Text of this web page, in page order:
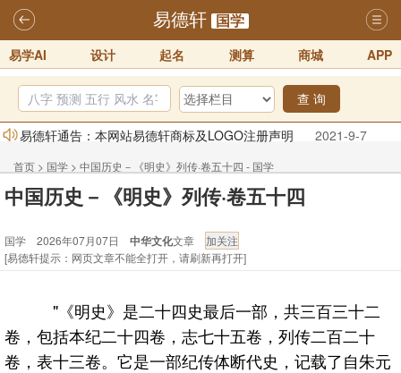
易德轩 国学
易学AI 设计 起名 测算 商城 APP
查 询
易德轩通告：本网站易德轩商标及LOGO注册声明
2021-9-7
易德轩易学ai，ai批八字紫微命理相学，ai智能体客服系统开通，欢迎
体验！！
2025-07-01
2025-07-01
2026年化太岁锦囊属马、鼠、牛、龙、兔、狗、鸡生肖化太岁开始预
2026丙午年铁笔居士精批年运说明
2025-10-12
易德轩首席风水大师铁笔居士简介！！
2021-9-2
首页 > 国学 > 中国历史－《明史》列传·卷五十四 - 国学
中国历史－《明史》列传·卷五十四
国学 2026年07月07日 中华文化文章
[易德轩提示：网页文章不能全打开，请刷新再打开]
"《明史》是二十四史最后一部，共三百三十二
卷，包括本纪二十四卷，志七十五卷，列传二百二十
卷，表十三卷。它是一部纪传体断代史，记载了自朱元